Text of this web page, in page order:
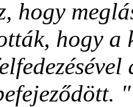
hogy
hogy a
"